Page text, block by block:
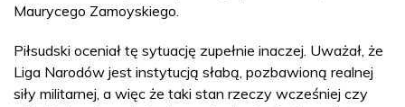
Maurycego Zamoyskiego.
Piłsudski oceniał tę sytuację zupełnie inaczej. Uważał, że
Liga Narodów jest instytucją słabą, pozbawioną realnej
siły militarnej, a więc że taki stan rzeczy wcześniej czy